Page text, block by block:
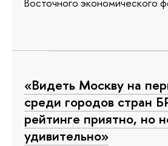
Восточного экономического
«Видеть Москву на
среди городов стран
рейтинге приятно, но
удивительно»